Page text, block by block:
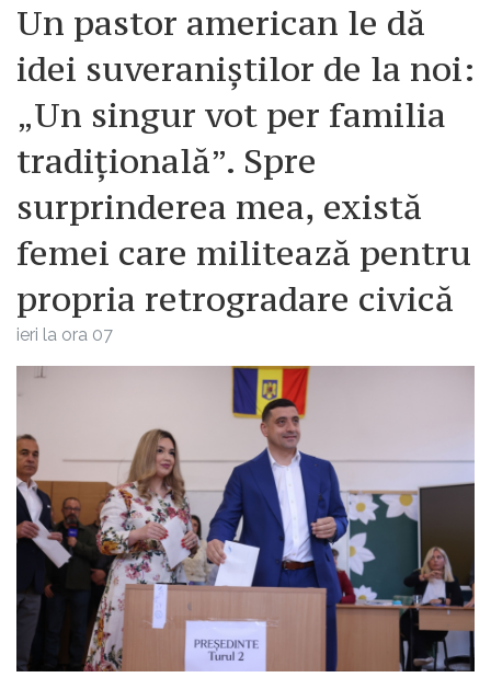
Un pastor american le dă
idei suveraniștilor de la noi:
„Un singur vot per familia
tradițională”. Spre
surprinderea mea, există
femei care militează pentru
propria retrogradare civică
ieri la ora 07